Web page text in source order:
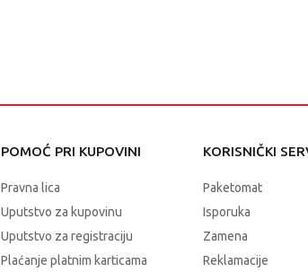
POMOĆ PRI KUPOVINI
Pravna lica
Uputstvo za kupovinu
Uputstvo za registraciju
Plaćanje platnim karticama
KORISNIČKI
Paketomat
Isporuka
Zamena
Reklamacije